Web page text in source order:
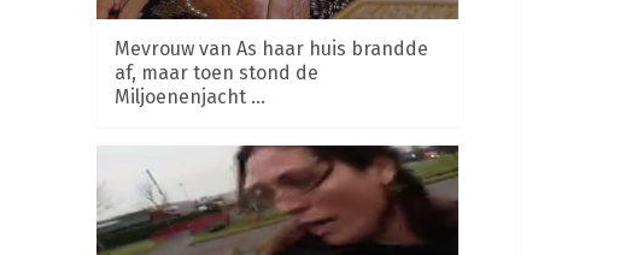
Mevrouw van As haar huis brandde
af, maar toen stond de
Miljoenenjacht …